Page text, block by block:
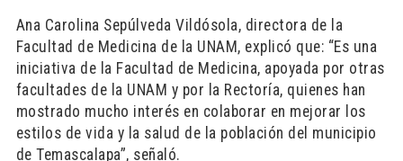
Ana Carolina Sepúlveda Vildósola, directora de la
Facultad de Medicina de la UNAM, explicó que: “Es una
iniciativa de la Facultad de Medicina, apoyada por otras
facultades de la UNAM y por la Rectoría, quienes han
mostrado mucho interés en colaborar en mejorar los
estilos de vida y la salud de la población del municipio
de Temascalapa”, señaló.